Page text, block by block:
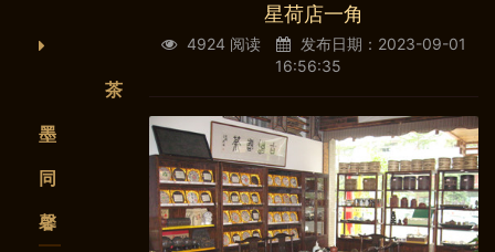
茶
墨
同
馨
星荷店一角
4924 阅读
发布日期：2023-09-01
16:56:35